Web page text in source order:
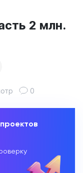
2 млн.
0